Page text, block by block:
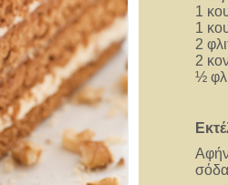
1
1
2
2
½
σόδα